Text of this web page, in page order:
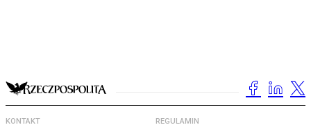
KONTAKT REGULAMIN